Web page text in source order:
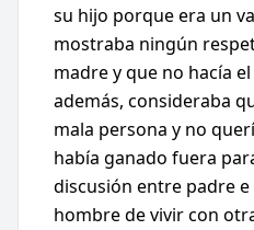
su hijo porque era un
mostraba ningún
madre y que no hacía
además, consideraba
mala persona y no
había ganado fuera
discusión entre padre
hombre de vivir con